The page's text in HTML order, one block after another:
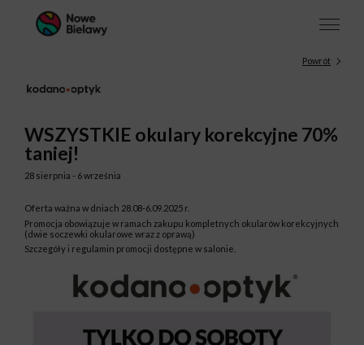
Powrót
WSZYSTKIE okulary korekcyjne 70%
taniej!
28 sierpnia - 6 września
Oferta ważna w dniach 28.08-6.09.2025 r.
Promocja obowiązuje w ramach zakupu kompletnych okularów korekcyjnych
(dwie soczewki okularowe wraz z oprawą)
Szczegóły i regulamin promocji dostępne w salonie.